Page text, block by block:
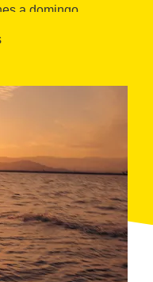
a domingo.
- Deltebre
y francés.
a personas en
para poder